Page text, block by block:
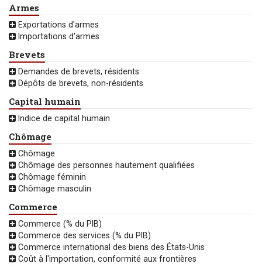
Armes
Exportations d'armes
Importations d'armes
Brevets
Demandes de brevets, résidents
Dépôts de brevets, non-résidents
Capital humain
Indice de capital humain
Chômage
Chômage
Chômage des personnes hautement qualifiées
Chômage féminin
Chômage masculin
Commerce
Commerce (% du PIB)
Commerce des services (% du PIB)
Commerce international des biens des États-Unis
Coût à l'importation, conformité aux frontières